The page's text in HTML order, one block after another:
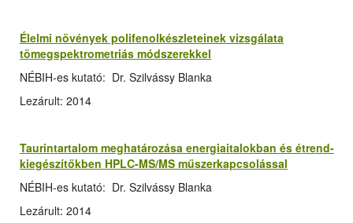
Élelmi növények polifenolkészleteinek vizsgálata
tömegspektrometriás módszerekkel
NÉBIH-es kutató: Dr. Szilvássy Blanka
Lezárult: 2014
Taurintartalom meghatározása energiaitalokban és étrend-
kiegészítőkben HPLC-MS/MS műszerkapcsolással
NÉBIH-es kutató: Dr. Szilvássy Blanka
Lezárult: 2014